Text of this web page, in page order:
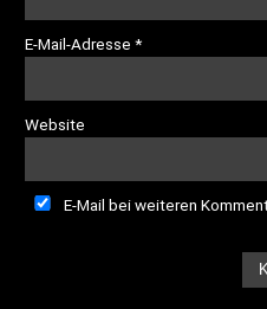
E-Mail-Adresse*
Website
E-Mail bei weiteren